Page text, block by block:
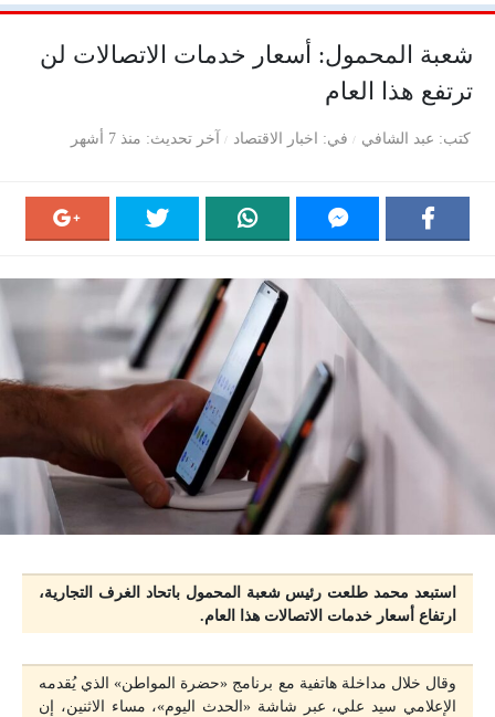
شعبة المحمول: أسعار خدمات الاتصالات لن
ترتفع هذا العام
كتب عبد الشافي في اخبار الاقتصاد آخر تحديث منذ 7 أشهر
استبعد محمد طلعت رئيس شعبة المحمول باتحاد الغرف التجارية،
ارتفاع أسعار خدمات الاتصالات هذا العام.
وقال خلال مداخلة هاتفية مع برنامج «حضرة المواطن» الذي يُقدمه
الإعلامي سيد علي، عبر شاشة «الحدث اليوم»، مساء الاثنين، إن